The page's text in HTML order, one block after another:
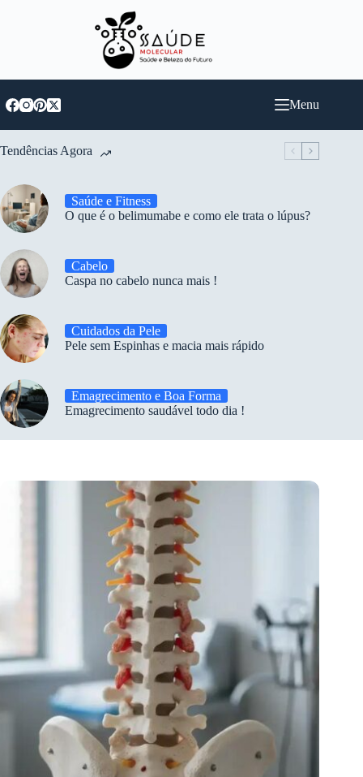
Menu
Tendências Agora
Saúde e Fitness
O que é o belimumabe e como ele trata o lúpus?
Cabelo
Caspa no cabelo nunca mais !
Cuidados da Pele
Pele sem Espinhas e macia mais rápido
Emagrecimento e Boa Forma
Emagrecimento saudável todo dia !